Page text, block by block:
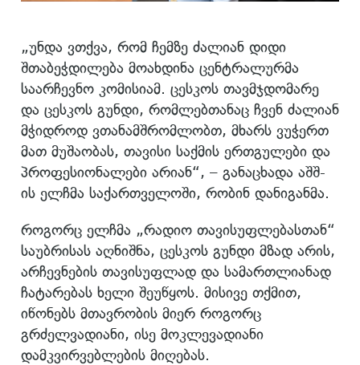
„უნდა ვთქვა, რომ ჩემზე ძალიან დიდი
შთაბეჭდილება მოახდინა ცენტრალურმა
საარჩევნო კომისიამ. ცესკოს თავმჯდომარე
და ცესკოს გუნდი, რომლებთანაც ჩვენ ძალიან
მჭიდროდ ვთანამშრომლობთ, მხარს ვუჭერთ
მათ მუშაობას, თავისი საქმის ერთგულები და
პროფესიონალები არიან“, – განაცხადა აშშ-
ის ელჩმა საქართველოში, რობინ დანიგანმა.
როგორც ელჩმა „რადიო თავისუფლებასთან“
საუბრისას აღნიშნა, ცესკოს გუნდი მზად არის,
არჩევნების თავისუფლად და სამართლიანად
ჩატარებას ხელი შეუწყოს. მისივე თქმით,
იწონებს მთავრობის მიერ როგორც
გრძელვადიანი, ისე მოკლევადიანი
დამკვირვებლების მიღებას.